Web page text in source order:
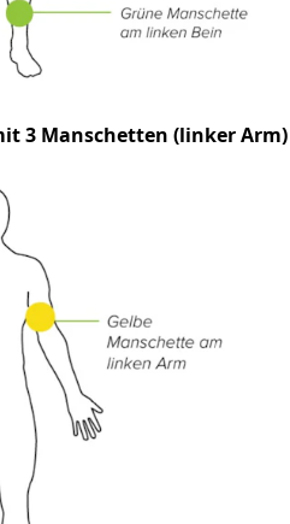
3 Manschetten (linker Arm)